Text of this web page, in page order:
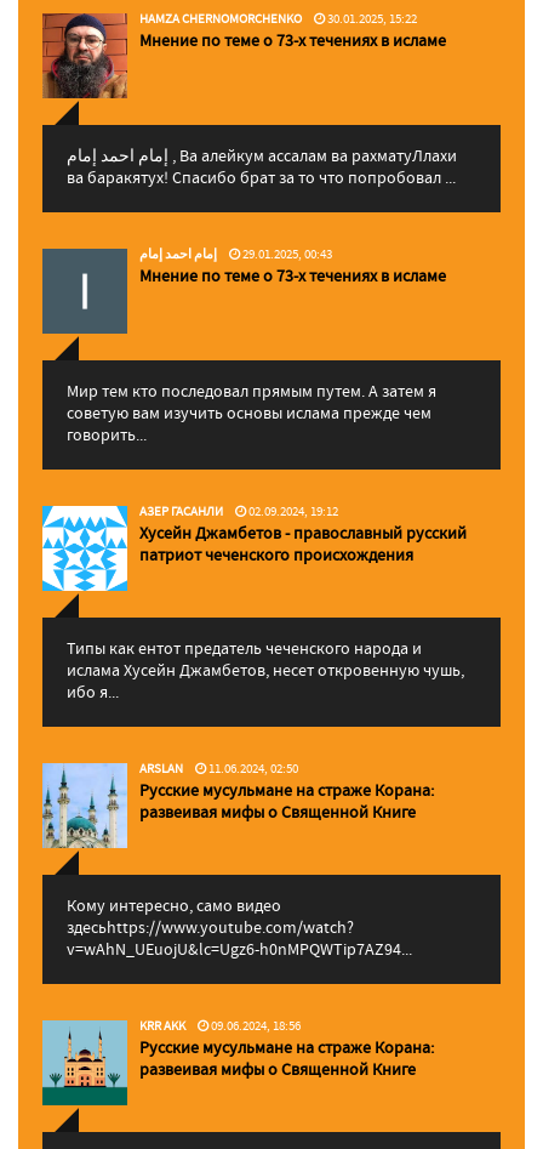
HAMZA CHERNOMORCHENKO 30.01.2025, 15:22
Мнение по теме о 73-х течениях в исламе
إمام احمد إمام , Ва алейкум ассалам ва рахматуЛлахи
ва баракятух! Спасибо брат за то что попробовал ...
إمام احمد إمام 29.01.2025, 00:43
Мнение по теме о 73-х течениях в исламе
Мир тем кто последовал прямым путем. А затем я
советую вам изучить основы ислама прежде чем
говорить...
АЗЕР ГАСАНЛИ 02.09.2024, 19:12
Хусейн Джамбетов - православный русский
патриот чеченского происхождения
Типы как ентот предатель чеченского народа и
ислама Хусейн Джамбетов, несет откровенную чушь,
ибо я...
ARSLAN 11.06.2024, 02:50
Русские мусульмане на страже Корана:
pазвеивая мифы о Священной Книге
Кому интересно, само видео
здесьhttps://www.youtube.com/watch?
v=wAhN_UEuojU&lc=Ugz6-h0nMPQWTip7AZ94...
KRR AKK 09.06.2024, 18:56
Русские мусульмане на страже Корана:
pазвеивая мифы о Священной Книге